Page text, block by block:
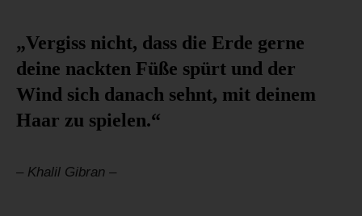
„Vergiss nicht, dass die Erde gerne
deine nackten Füße spürt und der
Wind sich danach sehnt, mit deinem
Haar zu spielen.“
– Khalil Gibran –